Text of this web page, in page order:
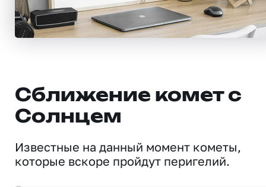
Сближение комет с
Солнцем
Известные на данный момент кометы,
которые вскоре пройдут перигелий.